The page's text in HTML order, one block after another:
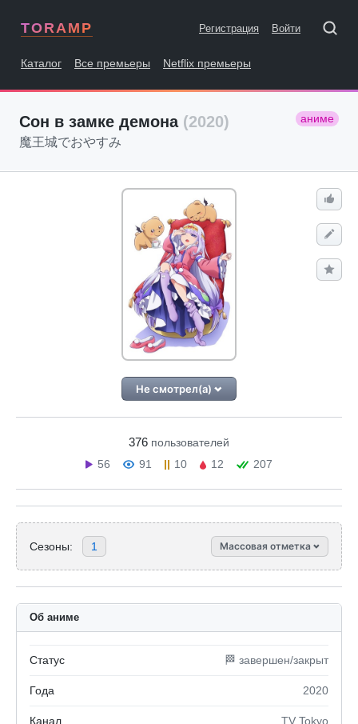
TORAMP Регистрация Войти
Каталог Все премьеры Netflix премьеры
Сон в замке демона (2020) аниме
魔王城でおやすみ
Не смотрел(а)
376 пользователей
56
91 10 12 207
Сезоны: 1 Массовая отметка
Об аниме
Статус 🏁 завершен/закрыт
Года 2020
Канал TV Tokyo